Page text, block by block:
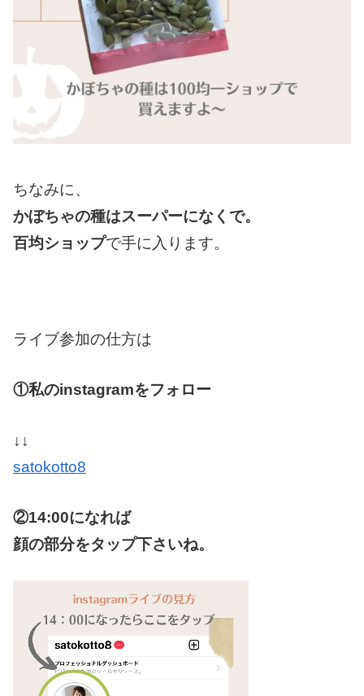
ちなみに、
かぼちゃの種はスーパーになくで。
百均ショップで手に入ります。
ライブ参加の仕方は
①私のinstagramをフォロー
↓↓
satokotto8
②14:00になれば
顔の部分をタップ下さいね。